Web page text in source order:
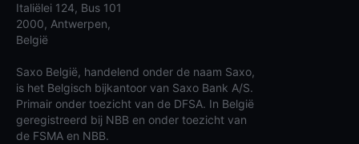
Italiëlei 124, Bus 101
2000, Antwerpen,
België
Saxo België, handelend onder de naam Saxo,
is het Belgisch bijkantoor van Saxo Bank A/S.
Primair onder toezicht van de DFSA. In België
geregistreerd bij NBB en onder toezicht van
de FSMA en NBB.